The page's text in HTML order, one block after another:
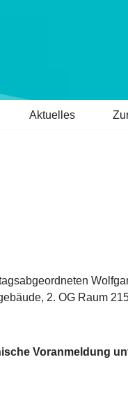
Aktuelles
2. OG Raum
Voranmeldung